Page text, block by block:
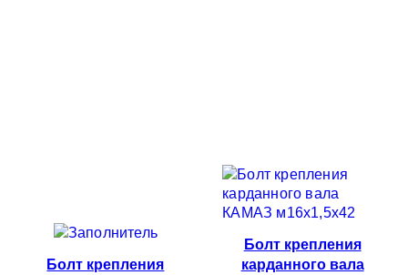
Болт крепления
Болт крепления
карданного вала